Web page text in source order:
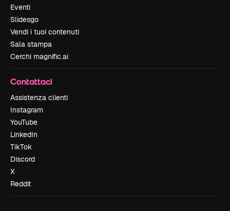
Eventi
Slidesgo
Vendi i tuoi contenuti
Sala stampa
Cerchi magnific.ai
Contattaci
Assistenza clienti
Instagram
YouTube
LinkedIn
TikTok
Discord
X
Reddit